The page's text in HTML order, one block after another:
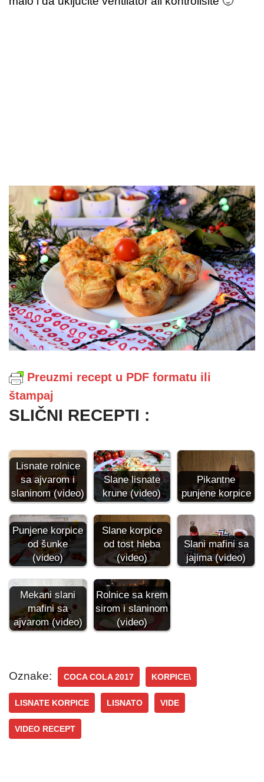
Preuzmi recept u PDF formatu ili
štampaj
SLIČNI RECEPTI :
Lisnate rolnice
sa ajvarom i
slaninom (video)
Slane lisnate
krune (video)
Pikantne
punjene korpice
Punjene korpice
od šunke
(video)
Slane korpice
od tost hleba
(video)
Slani mafini sa
jajima (video)
Mekani slani
mafini sa
ajvarom (video)
Rolnice sa krem
sirom i slaninom
(video)
Oznake: COCA COLA 2017 KORPICE\
LISNATE KORPICE LISNATO VIDE
VIDEO RECEPT